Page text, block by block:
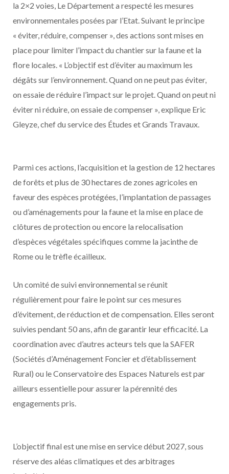
la 2×2 voies, Le Département a respecté les mesures
environnementales posées par l’Etat. Suivant le principe
« éviter, réduire, compenser », des actions sont mises en
place pour limiter l’impact du chantier sur la faune et la
flore locales. « L’objectif est d’éviter au maximum les
dégâts sur l’environnement. Quand on ne peut pas éviter,
on essaie de réduire l’impact sur le projet. Quand on peut ni
éviter ni réduire, on essaie de compenser », explique Eric
Gleyze, chef du service des Études et Grands Travaux.
Parmi ces actions, l’acquisition et la gestion de 12 hectares
de forêts et plus de 30 hectares de zones agricoles en
faveur des espèces protégées, l’implantation de passages
ou d’aménagements pour la faune et la mise en place de
clôtures de protection ou encore la relocalisation
d’espèces végétales spécifiques comme la jacinthe de
Rome ou le trèfle écailleux.
Un comité de suivi environnemental se réunit
régulièrement pour faire le point sur ces mesures
d’évitement, de réduction et de compensation. Elles seront
suivies pendant 50 ans, afin de garantir leur efficacité. La
coordination avec d’autres acteurs tels que la SAFER
(Sociétés d’Aménagement Foncier et d’établissement
Rural) ou le Conservatoire des Espaces Naturels est par
ailleurs essentielle pour assurer la pérennité des
engagements pris.
L’objectif final est une mise en service début 2027, sous
réserve des aléas climatiques et des arbitrages